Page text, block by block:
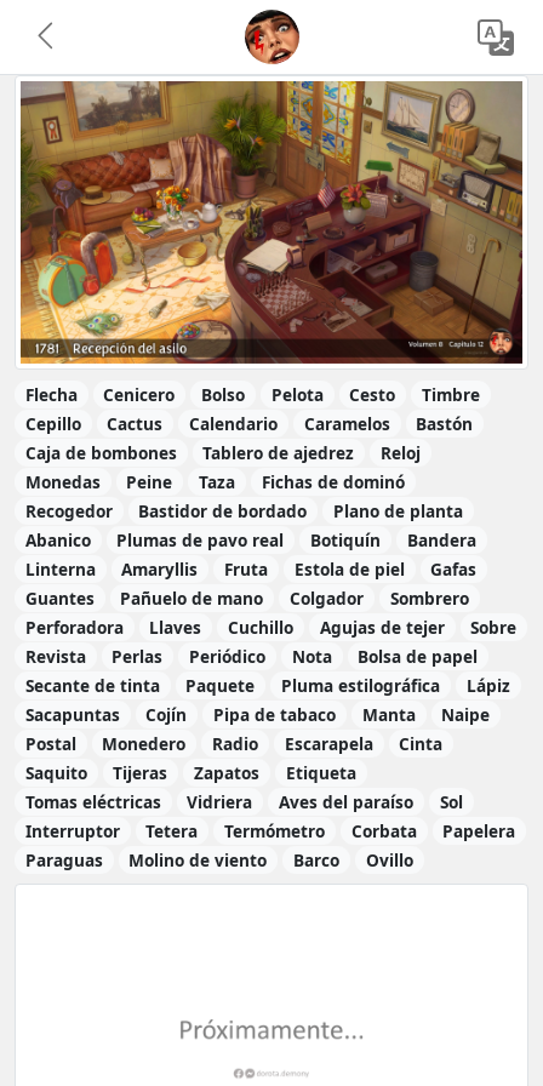
Flecha Cenicero Bolso Pelota Cesto
Timbre
Cepillo
Cactus Calendario Caramelos
Bastón
Caja de bombones
Tablero de ajedrez
Reloj
Monedas
Peine Taza
Fichas de dominó
Recogedor
Bastidor de bordado
Plano de planta
Abanico
Plumas de pavo real Botiquín
Bandera
Linterna
Amaryllis Fruta Estola de piel
Gafas
Guantes
Pañuelo de mano Colgador
Sombrero
Perforadora
Llaves Cuchillo Agujas de tejer
Sobre
Revista
Perlas Periódico Nota
Bolsa de papel
Secante de tinta
Paquete Pluma estilográfica
Lápiz
Sacapuntas
Cojín Pipa de tabaco Manta
Naipe
Postal
Monedero Radio Escarapela
Cinta
Saquito
Tijeras Zapatos
Etiqueta
Tomas eléctricas
Vidriera Aves del paraíso
Sol
Interruptor
Tetera Termómetro Corbata
Papelera
Paraguas
Molino de viento Barco Ovillo